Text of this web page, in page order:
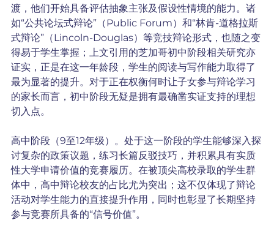
渡，他们开始具备评估抽象主张及假设性情境的能力。诸
如“公共论坛式辩论”（Public Forum）和“林肯-道格拉斯
式辩论”（Lincoln-Douglas）等竞技辩论形式，也随之变
得易于学生掌握；上文引用的芝加哥初中阶段相关研究亦
证实，正是在这一年龄段，学生的阅读与写作能力取得了
最为显著的提升。对于正在权衡何时让子女参与辩论学习
的家长而言，初中阶段无疑是拥有最确凿实证支持的理想
切入点。
高中阶段（9至12年级）。处于这一阶段的学生能够深入探
讨复杂的政策议题，练习长篇反驳技巧，并积累具有实质
性大学申请价值的竞赛履历。在被顶尖高校录取的学生群
体中，高中辩论校友的占比尤为突出；这不仅体现了辩论
活动对学生能力的直接提升作用，同时也彰显了长期坚持
参与竞赛所具备的“信号价值”。